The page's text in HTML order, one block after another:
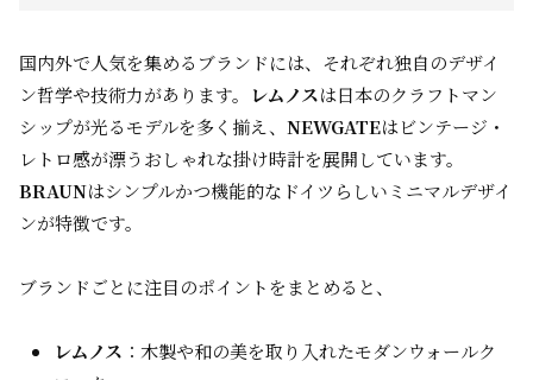
国内外で人気を集めるブランドには、それぞれ独自のデザイ
ン哲学や技術力があります。
レムノスは日本のクラフトマン
シップが光るモデルを多く揃え、 NEWGATEはビンテージ・
レトロ感が漂うおしゃれな掛け時計を展開しています。
BRAUNはシンプルかつ機能的なドイツらしいミニマルデザイ
ンが特徴です。
ブランドごとに注目のポイントをまとめると、
レムノス ：木製や和の美を取り入れたモダンウォールク